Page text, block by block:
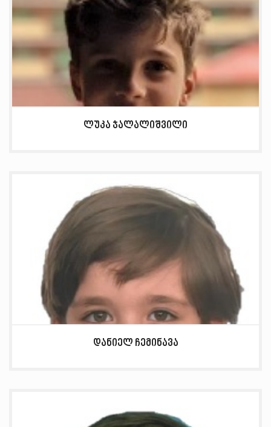
ლუკა ჯალალიშვილი
დანიელ ჩემინავა